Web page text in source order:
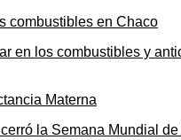
en los combustibles y
la Semana Mundial